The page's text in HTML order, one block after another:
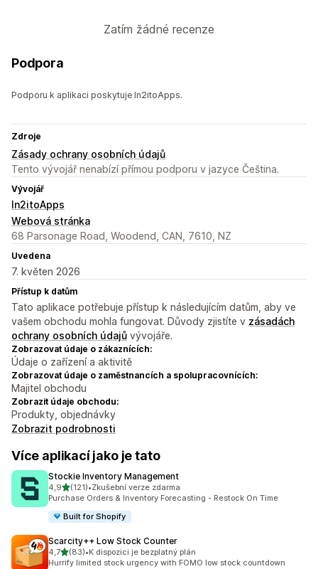
Zatím žádné recenze
Podpora
Podporu k aplikaci poskytuje In2itoApps.
Zdroje
Zásady ochrany osobních údajů
Tento vývojář nenabízí přímou podporu v jazyce Čeština.
Vývojář
In2itoApps
Webová stránka
68 Parsonage Road, Woodend, CAN, 7610, NZ
Uvedena
7. květen 2026
Přístup k datům
Tato aplikace potřebuje přístup k následujícím datům, aby ve
vašem obchodu mohla fungovat. Důvody zjistíte v zásadách
ochrany osobních údajů vývojáře.
Zobrazovat údaje o zákaznících:
Údaje o zařízení a aktivitě
Zobrazovat údaje o zaměstnancích a spolupracovnících:
Majitel obchodu
Zobrazit údaje obchodu:
Produkty, objednávky
Zobrazit podrobnosti
Více aplikací jako je tato
Stockie Inventory Management
4,9z 5 hvězd
(121)
Celkový počet recenzí: 121
•Zkušební verze zdarma
Purchase Orders & Inventory Forecasting - Restock On Time
Built for Shopify
Scarcity++ Low Stock Counter
4,7z 5 hvězd
(83)
Celkový počet recenzí: 83
•K dispozici je bezplatný plán
Hurrify limited stock urgency with FOMO low stock countdown